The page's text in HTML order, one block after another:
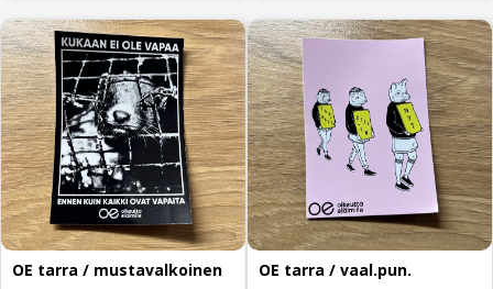
OE tarra / mustavalkoinen OE tarra / vaal.pun.